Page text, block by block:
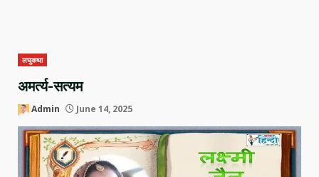
लघुकथा
अमर्त्य-सत्यम
Admin June 14, 2025